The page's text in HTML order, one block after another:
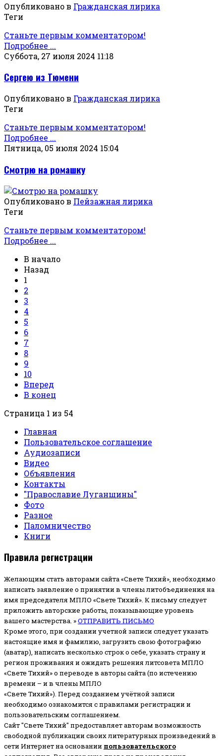
Опубликовано в Гражданская лирика
Теги
Станьте первым комментатором!
Подробнее ...
Суббота, 27 июля 2024 11:18
Сергею из Тюмени
Опубликовано в Гражданская лирика
Теги
Станьте первым комментатором!
Подробнее ...
Пятница, 05 июля 2024 15:04
Смотрю на ромашку
Опубликовано в Пейзажная лирика
Теги
Станьте первым комментатором!
Подробнее ...
В начало
Назад
1
2
3
4
5
6
7
8
9
10
Вперед
В конец
Страница 1 из 54
Главная
Пользовательское соглашение
Аудиозаписи
Видео
Объявления
Контакты
"Православие Луганщины"
Фото
Разное
Паломничество
Книги
Правила регистрации
Желающим стать авторами сайта «Свете Тихий», необходимо
написать заявление о принятии в члены литобъединения на
имя председателя МПЛО «Свете Тихий». К письму следует
приложить авторские работы, показывающие уровень
вашего мастерства. »ОТПРАВИТЬ ПИСЬМО
Кроме этого, при создании учетной записи следует указать
настоящие имя и фамилию, загрузить свою фотографию
(аватар), написать несколько строк о себе, указать страну и
регион проживания и ожидать решения литсовета МПЛО
«Свете Тихий» о переводе в авторы сайта (по истечению
времени – и в члены МПЛО
«Свете Тихий»). Перед созданием учётной записи
необходимо ознакомится с правилами регистрации и
пользовательским соглашением.
Сайт "Свете Тихий" предоставляет авторам возможность
свободной публикации своих литературных произведений в
сети Интернет на основании пользовательского